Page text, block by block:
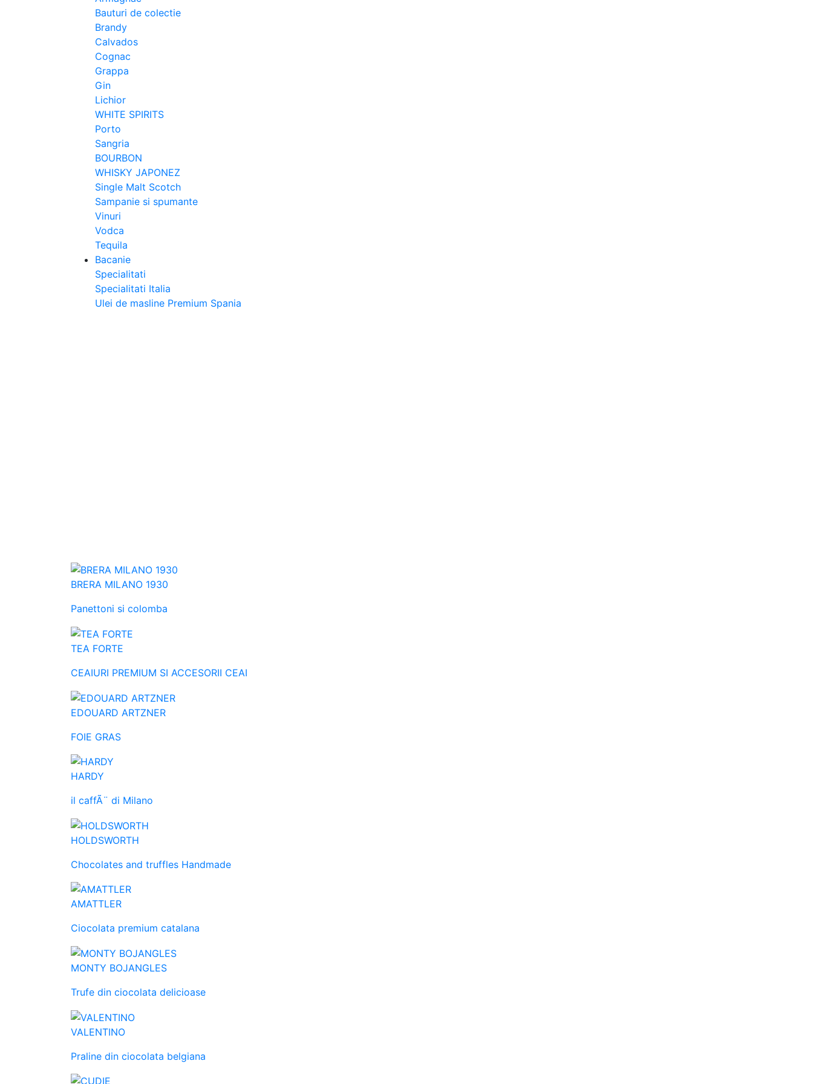
Bauturi de colectie
Brandy
Calvados
Cognac
Grappa
Gin
Lichior
WHITE SPIRITS
Porto
Sangria
BOURBON
WHISKY JAPONEZ
Single Malt Scotch
Sampanie si spumante
Vinuri
Vodca
Tequila
Bacanie
Specialitati
Specialitati Italia
Ulei de masline Premium Spania
BRERA MILANO 1930
Panettoni si colomba
TEA FORTE
CEAIURI PREMIUM SI ACCESORII CEAI
EDOUARD ARTZNER
FOIE GRAS
HARDY
il caffÃ¨ di Milano
HOLDSWORTH
Chocolates and truffles Handmade
AMATTLER
Ciocolata premium catalana
MONTY BOJANGLES
Trufe din ciocolata delicioase
VALENTINO
Praline din ciocolata belgiana